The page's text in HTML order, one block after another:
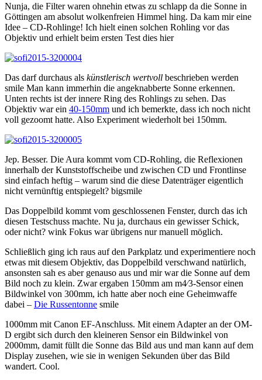
Nunja, die Filter waren ohnehin etwas zu schlapp da die Sonne in
Göttingen am absolut wolkenfreien Himmel hing. Da kam mir eine
Idee – CD-Rohlinge! Ich hielt einen solchen Rohling vor das
Objektiv und erhielt beim ersten Test dies hier
Das darf durchaus als künstlerisch wertvoll beschrieben werden
smile Man kann immerhin die angeknabberte Sonne erkennen.
Unten rechts ist der innere Ring des Rohlings zu sehen. Das
Objektiv war ein 40-150mm und ich bemerkte, dass ich noch nicht
voll gezoomt hatte. Also Experiment wiederholt bei 150mm.
Jep. Besser. Die Aura kommt vom CD-Rohling, die Reflexionen
innerhalb der Kunststoffscheibe und zwischen CD und Frontlinse
sind einfach heftig – warum sind die diese Datenträger eigentlich
nicht vernünftig entspiegelt? bigsmile
Das Doppelbild kommt vom geschlossenen Fenster, durch das ich
diesen Testschuss machte. Nu ja, durchaus ein gewisser Schick,
oder nicht? wink Fokus war übrigens nur manuell möglich.
Schließlich ging ich raus auf den Parkplatz und experimentiere noch
etwas mit diesem Objektiv, das Doppelbild verschwand natürlich,
ansonsten sah es aber genauso aus und mir war die Sonne auf dem
Bild noch zu klein. Zwar ergaben 150mm am m4∕3-Sensor einen
Bildwinkel von 300mm, ich hatte aber noch eine Geheimwaffe
dabei – Die Russentonne smile
1000mm mit Canon EF-Anschluss. Mit einem Adapter an der OM-
D ergibt sich durch den kleineren Sensor ein Bildwinkel von
2000mm, damit füllt die Sonne das Bild aus und man kann auf dem
Display zusehen, wie sie in wenigen Sekunden über das Bild
wandert. Cool.